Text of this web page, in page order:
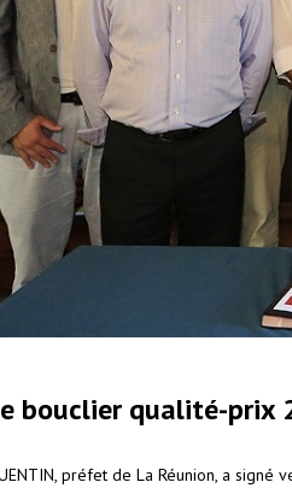
bouclier qualité-
préfet de La Réunion, a